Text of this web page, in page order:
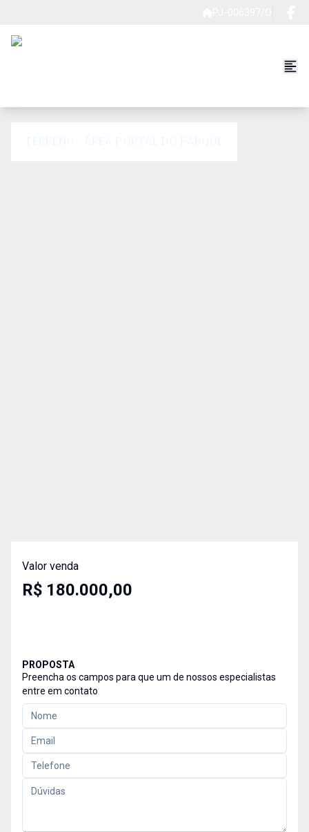
Valor venda
R$ 180.000,00
PROPOSTA
Preencha os campos para que um de nossos especialistas
entre em contato